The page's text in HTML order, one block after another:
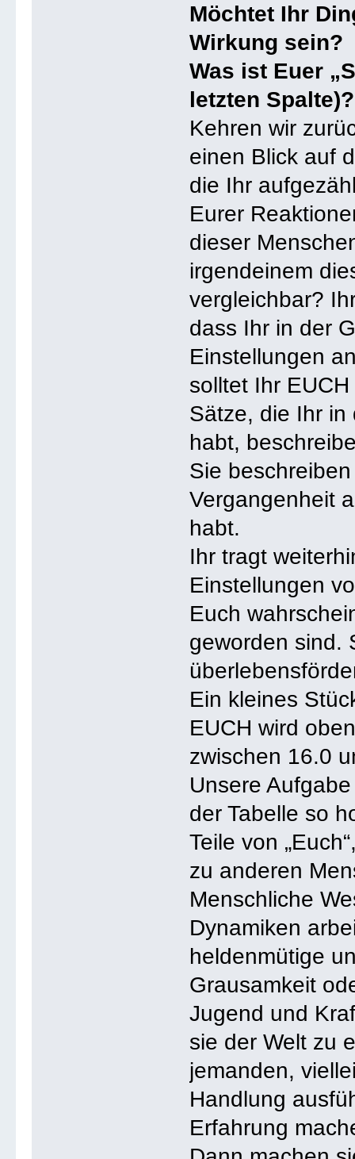
Möchtet Ihr
Wirkung sein?
Was ist Euer
letzten Spalte)?
Kehren wir
einen Blick auf
die Ihr
Eurer
dieser
irgendeinem
vergleichbar?
dass Ihr in der
Einstellungen
solltet Ihr
Sätze, die Ihr in
habt,
Sie
Vergangenheit
habt.
Ihr tragt
Einstellungen
Euch
geworden sind.
Ein kleines
EUCH wird
zwischen 16.0
Unsere
der Tabelle so
Teile von
zu anderen
Menschliche
Dynamiken
heldenmütige
Grausamkeit
Jugend und
sie der Welt zu
jemanden,
Handlung
Erfahrung